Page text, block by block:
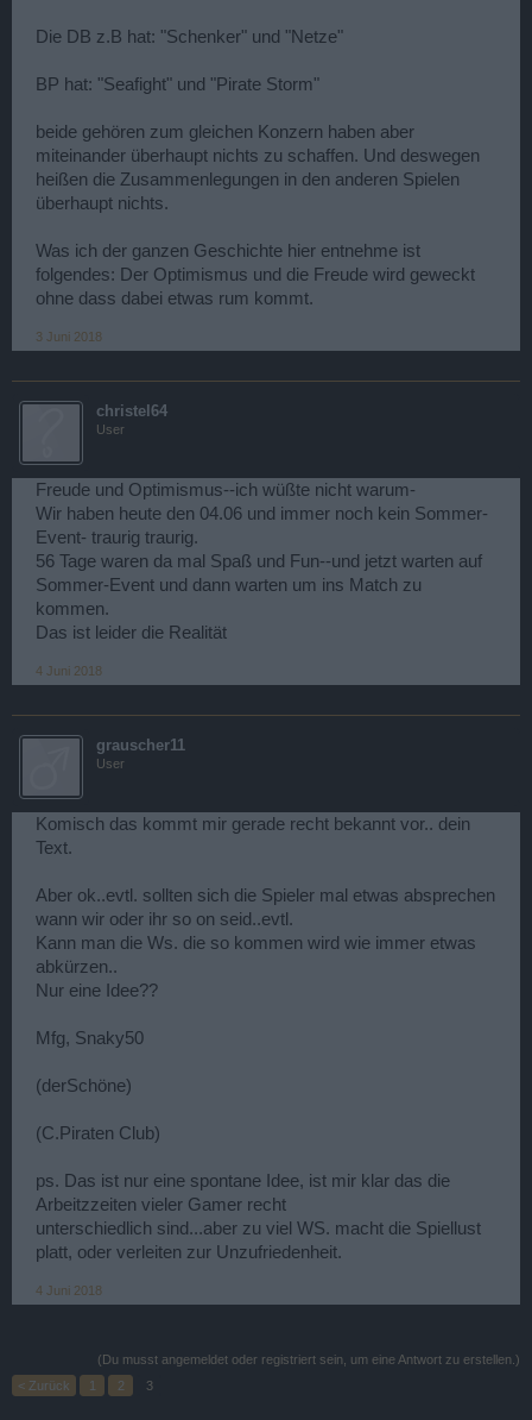
Die DB z.B hat: "Schenker" und "Netze"
BP hat: "Seafight" und "Pirate Storm"
beide gehören zum gleichen Konzern haben aber
miteinander überhaupt nichts zu schaffen. Und deswegen
heißen die Zusammenlegungen in den anderen Spielen
überhaupt nichts.
Was ich der ganzen Geschichte hier entnehme ist
folgendes: Der Optimismus und die Freude wird geweckt
ohne dass dabei etwas rum kommt.
3 Juni 2018
christel64
User
Freude und Optimismus--ich wüßte nicht warum-
Wir haben heute den 04.06 und immer noch kein Sommer-
Event- traurig traurig.
56 Tage waren da mal Spaß und Fun--und jetzt warten auf
Sommer-Event und dann warten um ins Match zu
kommen.
Das ist leider die Realität
4 Juni 2018
grauscher11
User
Komisch das kommt mir gerade recht bekannt vor.. dein
Text.
Aber ok..evtl. sollten sich die Spieler mal etwas absprechen
wann wir oder ihr so on seid..evtl.
Kann man die Ws. die so kommen wird wie immer etwas
abkürzen..
Nur eine Idee??
Mfg, Snaky50
(derSchöne)
(C.Piraten Club)
ps. Das ist nur eine spontane Idee, ist mir klar das die
Arbeitzzeiten vieler Gamer recht
unterschiedlich sind...aber zu viel WS. macht die Spiellust
platt, oder verleiten zur Unzufriedenheit.
4 Juni 2018
(Du musst angemeldet oder registriert sein, um eine Antwort zu erstellen.)
< Zurück
1 2 3